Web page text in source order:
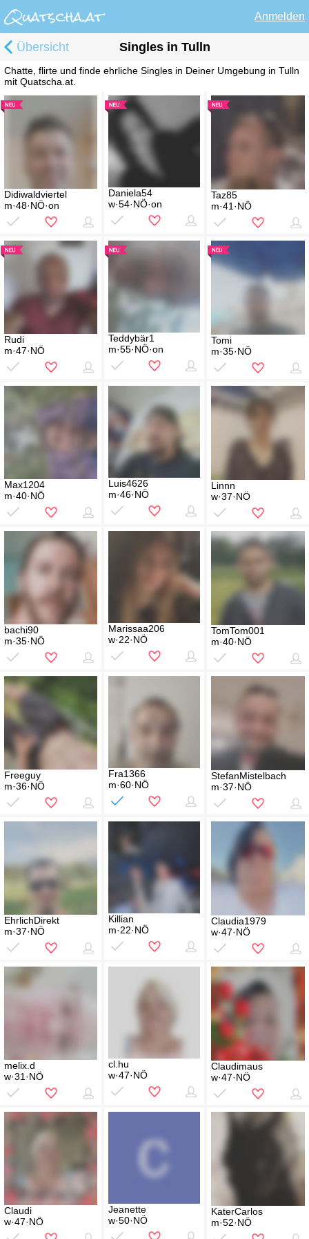
Anmelden
Übersicht Singles in Tulln
Chatte, flirte und finde ehrliche Singles in Deiner Umgebung in Tulln
mit Quatscha.at.
Didiwaldviertel
m·48·NÖ·on
Daniela54
w·54·NÖ·on
Taz85
m·41·NÖ
Rudi
m·47·NÖ
Teddybär1
m·55·NÖ·on
Tomi
m·35·NÖ
Max1204
m·40·NÖ
Luis4626
m·46·NÖ
Linnn
w·37·NÖ
bachi90
m·35·NÖ
Marissaa206
w·22·NÖ
TomTom001
m·40·NÖ
Freeguy
m·36·NÖ
Fra1366
m·60·NÖ
StefanMistelbach
m·37·NÖ
EhrlichDirekt
m·37·NÖ
Killian
m·22·NÖ
Claudia1979
w·47·NÖ
melix.d
w·31·NÖ
cl.hu
w·47·NÖ
Claudimaus
w·47·NÖ
Claudi
w·47·NÖ
Jeanette
w·50·NÖ
KaterCarlos
m·52·NÖ